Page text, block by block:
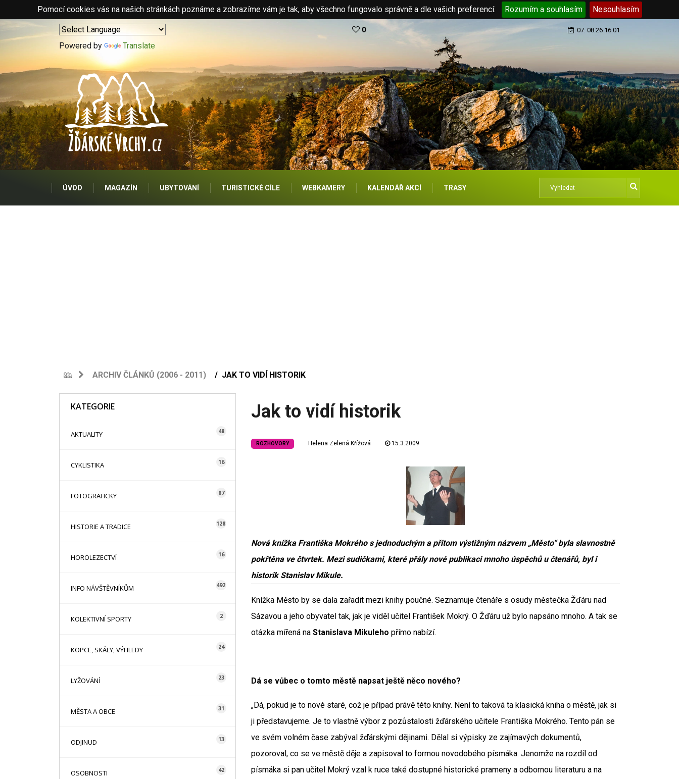
Pomocí cookies vás na našich stránkách poznáme a zobrazíme vám je tak, aby všechno fungovalo správně a dle vašich preferencí. Rozumím a souhlasím Nesouhlasím
Powered by Translate
0 07. 08.26 16:01
ÚVOD MAGAZÍN UBYTOVÁNÍ TURISTICKÉ CÍLE WEBKAMERY KALENDÁŘ AKCÍ TRASY
ARCHIV ČLÁNKŮ (2006 - 2011) JAK TO VIDÍ HISTORIK
KATEGORIE
AKTUALITY 48
CYKLISTIKA 16
FOTOGRAFICKY 87
HISTORIE A TRADICE 128
HOROLEZECTVÍ 16
INFO NÁVŠTĚVNÍKŮM 492
KOLEKTIVNÍ SPORTY 2
KOPCE, SKÁLY, VÝHLEDY 24
LYŽOVÁNÍ 23
MĚSTA A OBCE 31
ODJINUD 13
OSOBNOSTI 42
Jak to vidí historik
ROZHOVORY Helena Zelená Křížová 15.3.2009
Nová knížka Františka Mokrého s jednoduchým a přitom výstižným názvem „Město“ byla slavnostně
pokřtěna ve čtvrtek. Mezi sudičkami, které přály nové publikaci mnoho úspěchů u čtenářů, byl i
historik Stanislav Mikule.
Knížka Město by se dala zařadit mezi knihy poučné. Seznamuje čtenáře s osudy městečka Žďáru nad
Sázavou a jeho obyvatel tak, jak je viděl učitel František Mokrý. O Žďáru už bylo napsáno mnoho. A tak se
otázka mířená na Stanislava Mikuleho přímo nabízí.
Dá se vůbec o tomto městě napsat ještě něco nového?
„Dá, pokud je to nové staré, což je případ právě této knihy. Není to taková ta klasická kniha o městě, jak si
ji představujeme. Je to vlastně výbor z pozůstalosti žďárského učitele Františka Mokrého. Tento pán se
ve svém volném čase zabýval žďárskými dějinami. Dělal si výpisky ze zajímavých dokumentů,
pozoroval, co se ve městě děje a zapisoval to formou novodobého písmáka. Jenomže na rozdíl od
písmáka si pan učitel Mokrý vzal k ruce také dostupné historické prameny a odbornou literaturu a na